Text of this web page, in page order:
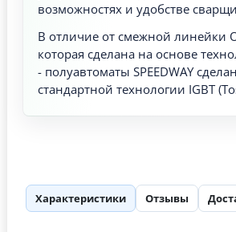
возможностях и удобстве
В отличие от смежной линейки
которая сделана на основе
- полуавтоматы SPEEDWAY
стандартной технологии IGBT
Характеристики Отзывы